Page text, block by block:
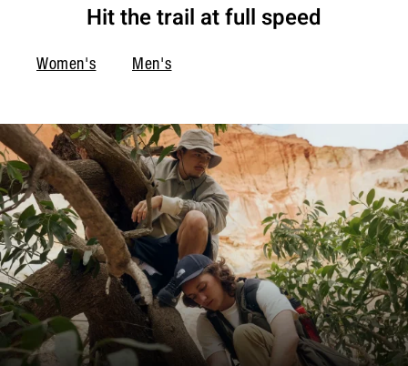
Hit the trail at full speed
Women's Men's